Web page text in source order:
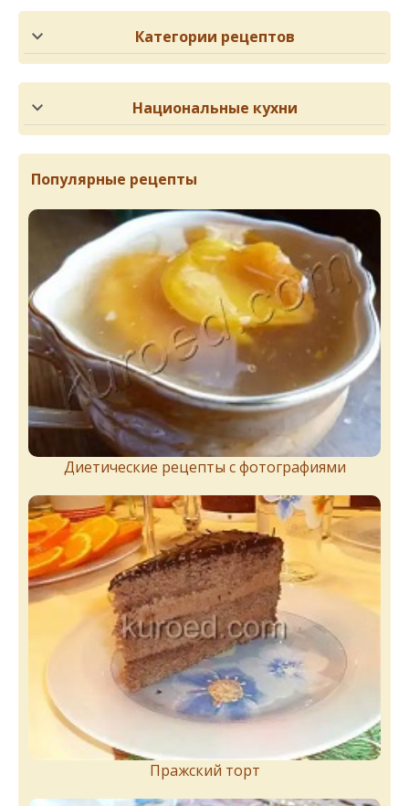
Категории рецептов
Национальные кухни
Популярные рецепты
Диетические рецепты с фотографиями
Пражский торт